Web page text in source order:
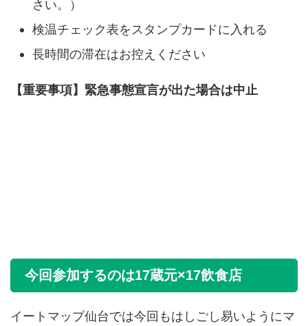
さい。）
検温チェック表をスタンプカードに入れる
長時間の滞在はお控えください
【重要事項】緊急事態宣言が出た場合は中止
今回参加するのは17蔵元×17飲食店
イートマップ仙台では今回もはしごし易いようにマ